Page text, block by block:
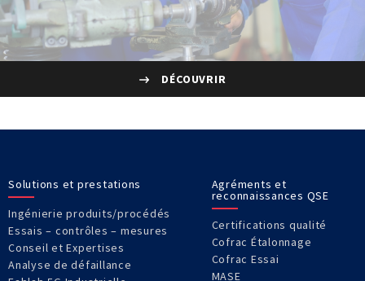
DÉCOUVRIR
Solutions et prestations
Ingénierie produits/procédés
Essais – contrôles – mesures
Conseil et Expertises
Analyse de défaillance
Agréments et
reconnaissances QSE
Certifications qualité
Cofrac Étalonnage
Cofrac Essai
MASE